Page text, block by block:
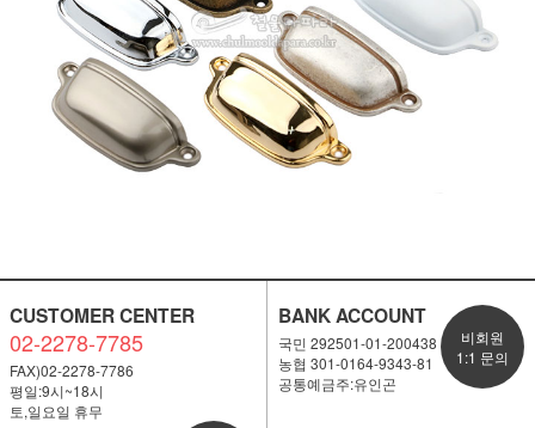
CUSTOMER CENTER
02-2278-7785
FAX)02-2278-7786
평일:9시~18시
토,일요일 휴무
BANK ACCOUNT
국민 292501-01-200438
농협 301-0164-9343-81
공통예금주:유인곤
비회원
1:1 문의